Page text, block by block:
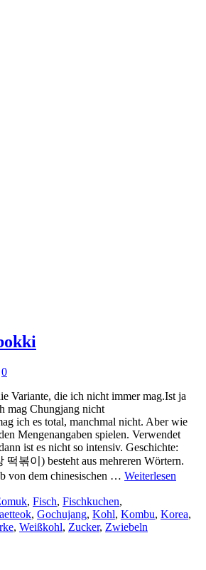
0
Variante, die ich nicht immer mag.Ist ja
mag Chungjang nicht
ich es total, manchmal nicht. Aber wie
Mengenangaben spielen. Verwendet
ist es nicht so intensiv. Geschichte:
떡볶이) besteht aus mehreren Wörtern.
von dem chinesischen … Weiterlesen
, Fisch, Fischkuchen,
, Gochujang, Kohl, Kombu, Korea,
, Weißkohl, Zucker, Zwiebeln